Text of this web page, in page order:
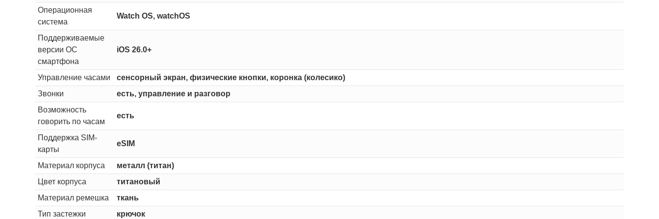
Операционная
система
Watch OS, watchOS
Поддерживаемые
версии ОС
смартфона
iOS 26.0+
Управление часами
сенсорный экран, физические кнопки, коронка (колесико)
Звонки
есть, управление и разговор
Возможность
говорить по часам
есть
Поддержка SIM-
карты
eSIM
Материал корпуса
металл (титан)
Цвет корпуса
титановый
Материал ремешка
ткань
Тип застежки
крючок